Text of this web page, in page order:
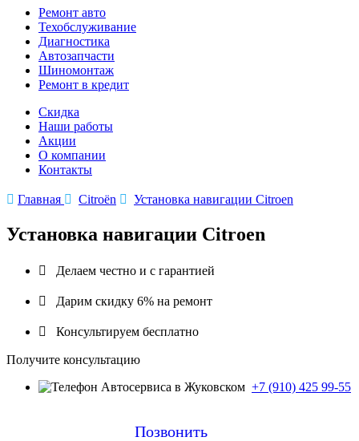
Ремонт авто
Техобслуживание
Диагностика
Автозапчасти
Шиномонтаж
Ремонт в кредит
Скидка
Наши работы
Акции
О компании
Контакты
 Главная  Citroën  Установка навигации Citroen
Установка навигации Citroen
 Делаем честно и с гарантией
 Дарим скидку 6% на ремонт
 Консультируем бесплатно
Получите консультацию
+7 (910) 425 99-55
Позвонить